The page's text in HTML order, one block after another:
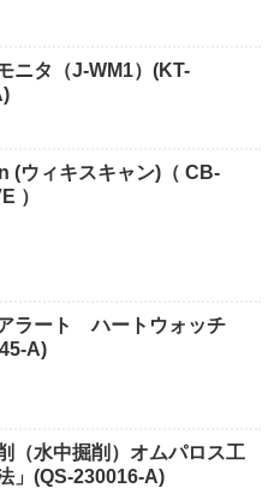
ニタ（J-WM1）(KT-
(ウィキスキャン)（ CB-
）
ラート ハートウォッチ
A)
（水中掘削）オムパロス工
」(QS-230016-A)